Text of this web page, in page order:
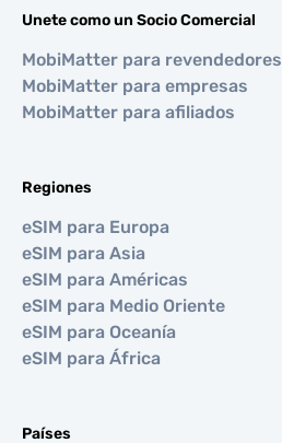
Unete como un Socio Comercial
MobiMatter para revendedores
MobiMatter para empresas
MobiMatter para afiliados
Regiones
eSIM para Europa
eSIM para Asia
eSIM para Américas
eSIM para Medio Oriente
eSIM para Oceanía
eSIM para África
Países